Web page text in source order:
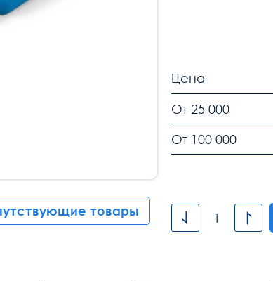
товары
Цена
От 25 000
От 100 000